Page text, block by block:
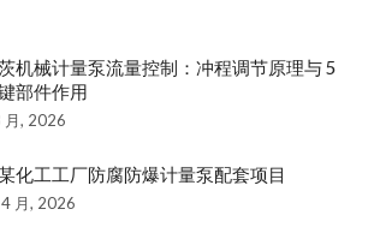
机械计量泵流量控制：冲程调节原理与 5
部件作用
月, 2026
化工工厂防腐防爆计量泵配套项目
月, 2026